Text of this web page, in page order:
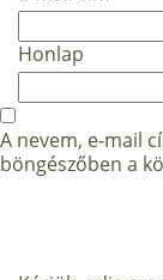
Honlap
A nevem, e-mail
böngészőben a